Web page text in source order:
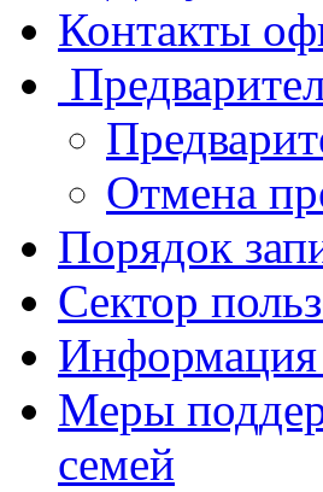
Контакты
Отмена
Порядок
Сектор
Информация
Меры
семей